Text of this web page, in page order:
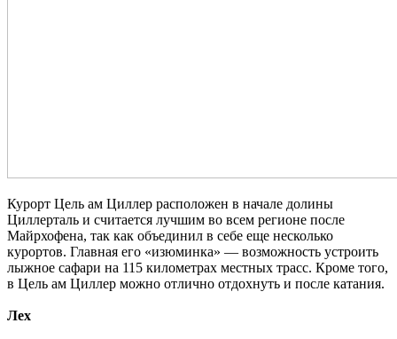
Курорт Цель ам Циллер расположен в начале долины
Циллерталь и считается лучшим во всем регионе после
Майрхофена, так как объединил в себе еще несколько
курортов. Главная его «изюминка» — возможность устроить
лыжное сафари на 115 километрах местных трасс. Кроме того,
в Цель ам Циллер можно отлично отдохнуть и после катания.
Лех